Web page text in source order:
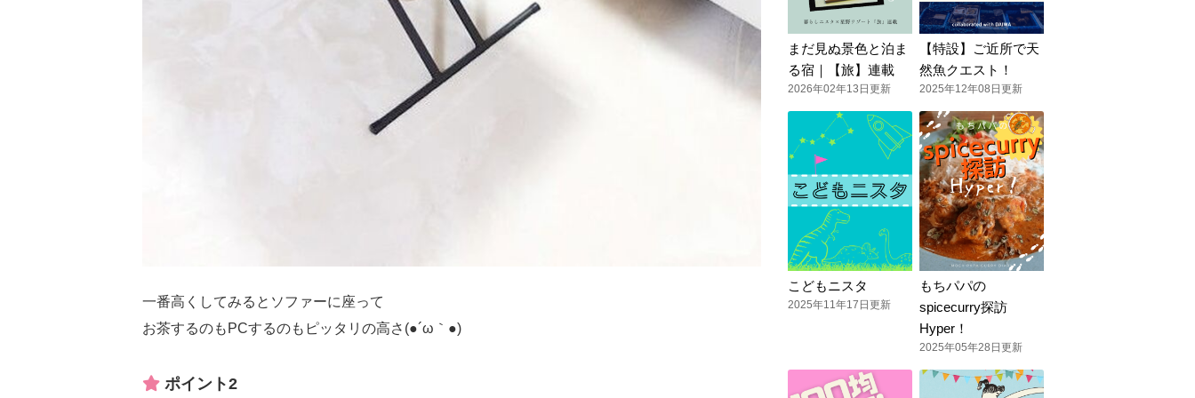
一番高くしてみるとソファーに座って
お茶するのもPCするのもピッタリの高さ(●´ω｀●)
ポイント2
まだ見ぬ景色と泊ま
る宿｜【旅】連載
2026年02年13日更新
【特設】ご近所で天
然魚クエスト！
2025年12年08日更新
こどもニスタ
2025年11年17日更新
もちパパの
spicecurry探訪
Hyper！
2025年05年28日更新